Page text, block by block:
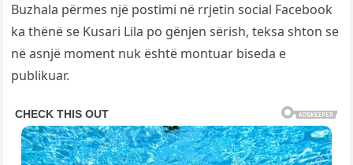
Buzhala përmes një postimi në rrjetin social Facebook
ka thënë se Kusari Lila po gënjen sërish, teksa shton se
në asnjë moment nuk është montuar biseda e
publikuar.